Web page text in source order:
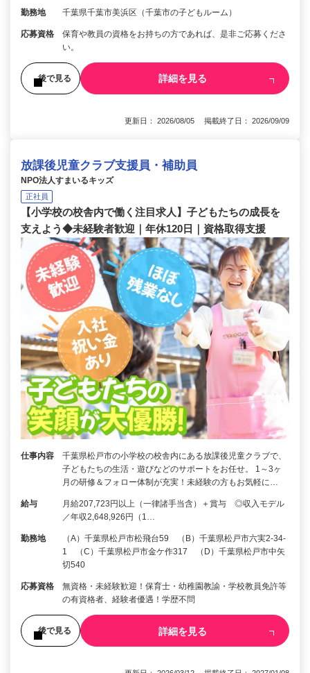
勤務地 千葉県千葉市美浜区（千葉市の子どもルーム）
応募資格
保育や教員の資格をお持ちの方であれば、是非ご応募くださ
い。
後で見る 詳細を見る
更新日： 2026/08/05 掲載終了日： 2026/09/09
放課後児童クラブ支援員・補助員
NPO法人すまいるキッズ
正社員
【小学校の校舎内で働く注目求人】子どもたちの成長を
支えよう◆未経験者歓迎｜年休120日｜資格取得支援
仕事内容
千葉県松戸市の小学校の校舎内にある放課後児童クラブで、
子どもたちの生活・遊びなどのサポートをお任せ。 1～3ヶ
月の研修＆フォロー体制が充実！未経験の方もお気軽に…
給与
月給207,723円以上（一律諸手当含）＋賞与 ◎収入モデル
／年収2,648,926円（1…
勤務地
（A）千葉県松戸市松飛台59 （B）千葉県松戸市六実2-34-
1 （C）千葉県松戸市金ケ作317 （D）千葉県松戸市中矢
切540
応募資格
無資格・未経験歓迎！保育士・幼稚園教諭・学校教員免許等
の有資格者、経験者優遇！学歴不問
後で見る 詳細を見る